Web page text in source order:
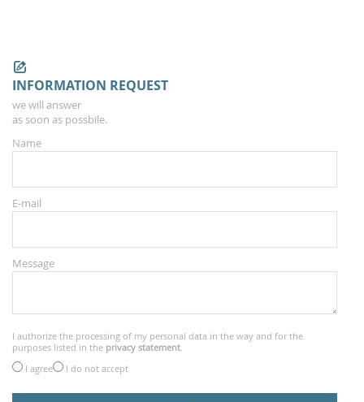
INFORMATION REQUEST
we will answer
as soon as possbile.
Name
E-mail
Message
I authorize the processing of my personal data in the way and for the
purposes listed in the privacy statement.
I agree
I do not accept